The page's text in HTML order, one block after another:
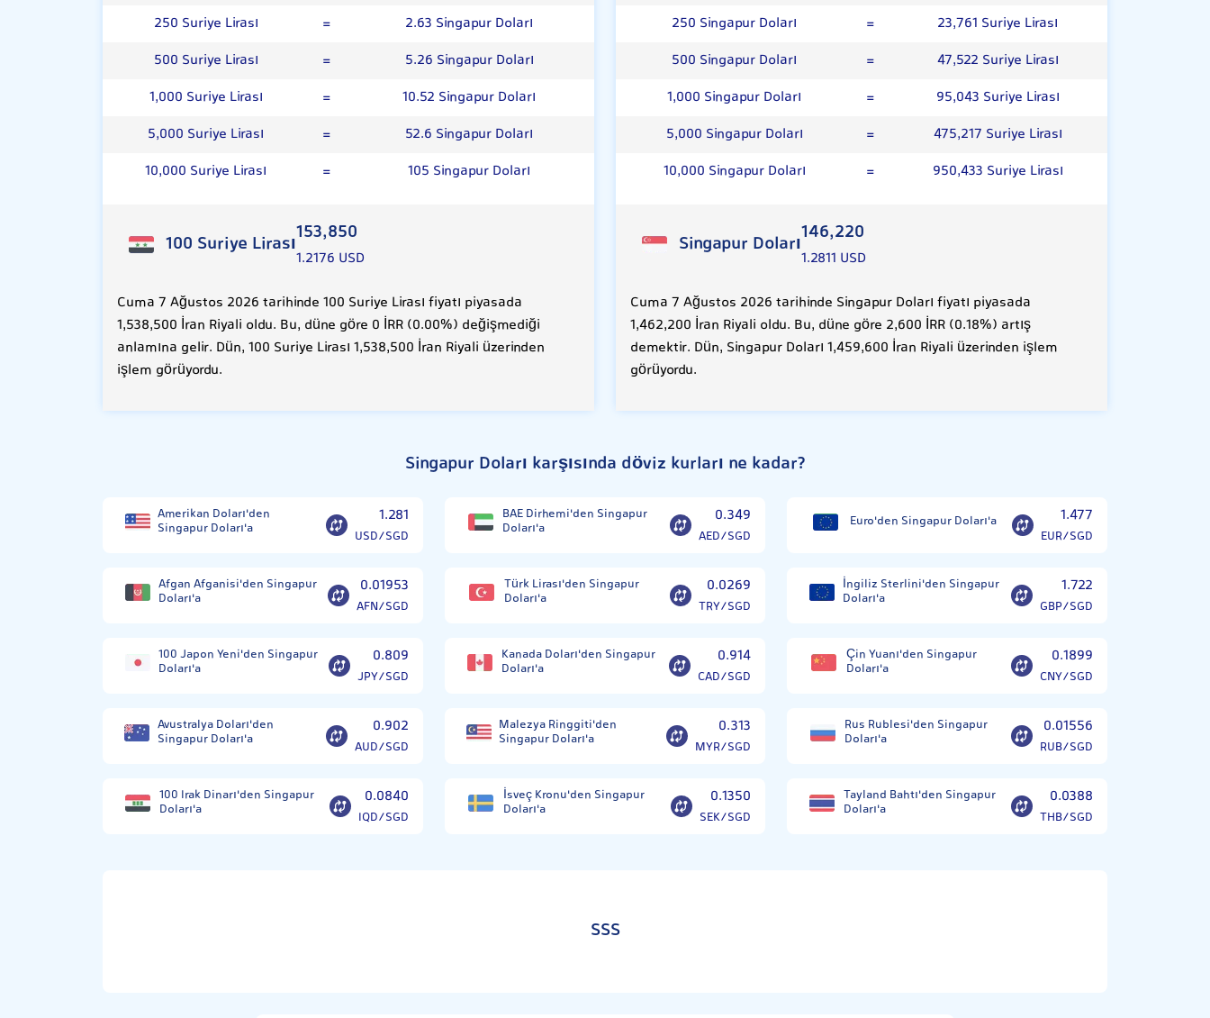
250 Suriye Lirası
=
2.63 Singapur Doları
500 Suriye Lirası
=
5.26 Singapur Doları
1,000 Suriye Lirası
=
10.52 Singapur Doları
5,000 Suriye Lirası
=
52.6 Singapur Doları
10,000 Suriye Lirası
= 105 Singapur Doları
100 Suriye Lirası153,850
1.2176 USD
Cuma 7 Ağustos 2026 tarihinde 100 Suriye Lirası fiyatı piyasada
1,538,500 İran Riyali oldu. Bu, düne göre 0 İRR (0.00%) değişmediği
anlamına gelir. Dün, 100 Suriye Lirası 1,538,500 İran Riyali üzerinden
işlem görüyordu.
250 Singapur Doları
=
23,761 Suriye Lirası
500 Singapur Doları
=
47,522 Suriye Lirası
1,000 Singapur Doları
=
95,043 Suriye Lirası
5,000 Singapur Doları
=
475,217 Suriye Lirası
10,000 Singapur Doları
= 950,433 Suriye Lirası
Singapur Doları146,220
1.2811 USD
Cuma 7 Ağustos 2026 tarihinde Singapur Doları fiyatı piyasada
1,462,200 İran Riyali oldu. Bu, düne göre 2,600 İRR (0.18%) artış
demektir. Dün, Singapur Doları 1,459,600 İran Riyali üzerinden işlem
görüyordu.
Singapur Doları karşısında döviz kurları ne kadar?
Amerikan Doları'den
Singapur Doları'a
1.281
USD/SGD
BAE Dirhemi'den Singapur
Doları'a
0.349
AED/SGD
Euro'den Singapur Doları'a 1.477
EUR/SGD
Afgan Afganisi'den Singapur
Doları'a
0.01953
AFN/SGD
Türk Lirası'den Singapur
Doları'a
0.0269
TRY/SGD
İngiliz Sterlini'den Singapur
Doları'a
1.722
GBP/SGD
100 Japon Yeni'den Singapur
Doları'a
0.809
JPY/SGD
Kanada Doları'den Singapur
Doları'a
0.914
CAD/SGD
Çin Yuanı'den Singapur
Doları'a
0.1899
CNY/SGD
Avustralya Doları'den
Singapur Doları'a
0.902
AUD/SGD
Malezya Ringgiti'den
Singapur Doları'a
0.313
MYR/SGD
Rus Rublesi'den Singapur
Doları'a
0.01556
RUB/SGD
100 Irak Dinarı'den Singapur
Doları'a
0.0840
IQD/SGD
İsveç Kronu'den Singapur
Doları'a
0.1350
SEK/SGD
Tayland Bahtı'den Singapur
Doları'a
0.0388
THB/SGD
SSS